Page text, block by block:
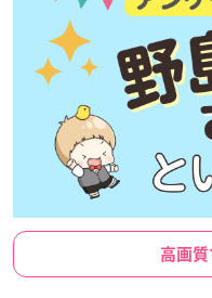
高画